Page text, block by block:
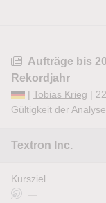
Aufträge bis
Rekordjahr
| Tobias Krieg |
Gültigkeit der
Textron Inc.
Kursziel
—